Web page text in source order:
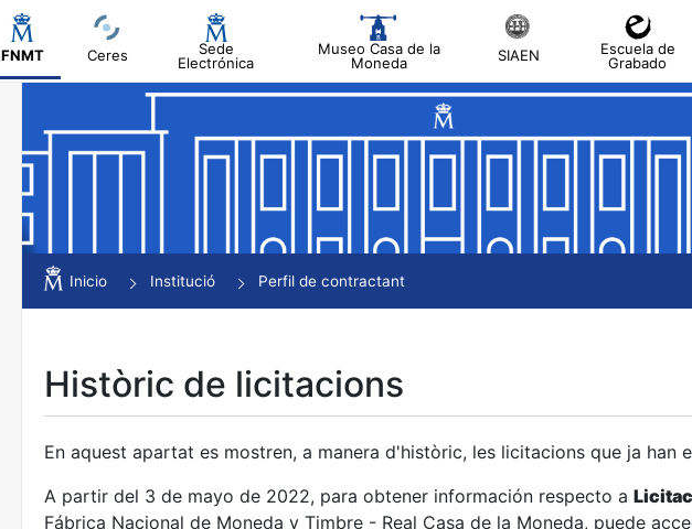
FNMT Ceres
Sede
Electrónica
Museo Casa de la
Moneda
SIAEN
Escuela de
Grabado
Mostra/Amaga
Mostra/Amaga
Inicio Institució Perfil de contractant
Històric de licitacions
En aquest apartat es mostren, a manera d'històric, les licitacions que ja
A partir del 3 de mayo de 2022, para obtener información respecto a
Fábrica Nacional de Moneda y Timbre - Real Casa de la Moneda, puede